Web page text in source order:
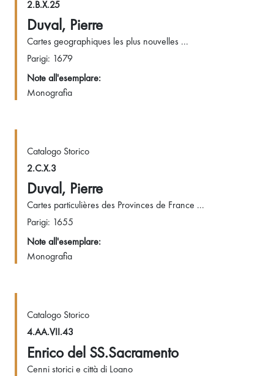
2.B.X.25
Duval, Pierre
Cartes geographiques les plus nouvelles ...
Parigi: 1679
Note all'esemplare:
Monografia
Catalogo Storico
2.C.X.3
Duval, Pierre
Cartes particulières des Provinces de France ...
Parigi: 1655
Note all'esemplare:
Monografia
Catalogo Storico
4.AA.VII.43
Enrico del SS.Sacramento
Cenni storici e città di Loano